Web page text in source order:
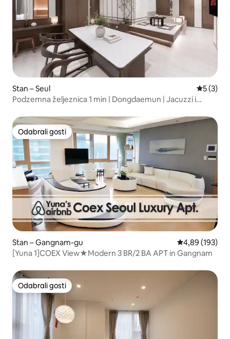
Stan – Seul
5 (3)
Podzemna željeznica 1 min | Dongdaemun | Jacuzzi i
Odabrali gosti
Odabrali gosti
Stan – Gangnam-gu Prosječna
4,89 (193)
[Yuna 1]COEX View★Modern 3 BR/2 BA APT in Gangnam
Odabrali gosti
Odabrali gosti